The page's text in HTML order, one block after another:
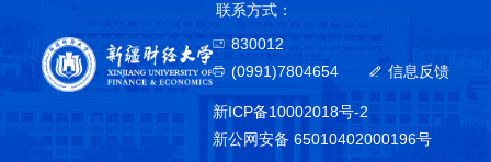
联系方式：
830012
(0991)7804654
信息反馈
新ICP备10002018号-2
新公网安备 65010402000196号